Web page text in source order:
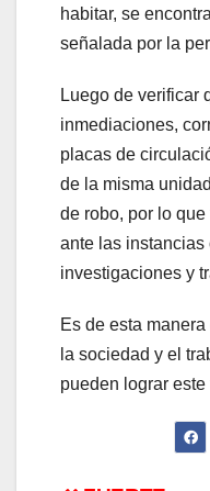
habitar, se
señalada por la
Luego de verificar
inmediaciones,
placas de
de la misma
de robo, por lo
ante las
investigaciones y
Es de esta
la sociedad y el
pueden lograr